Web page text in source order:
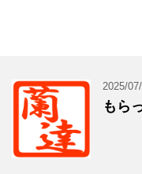
2025/
もら